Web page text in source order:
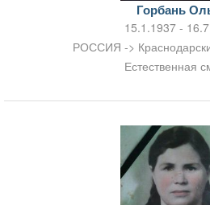
Горбань
15.1.1937 -
РОССИЯ ->
Естественная